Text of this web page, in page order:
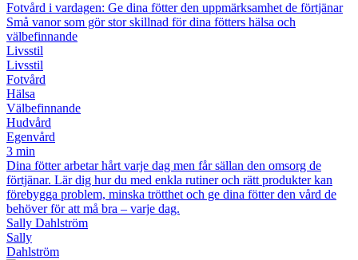
Fotvård i vardagen: Ge dina fötter den uppmärksamhet de förtjänar
Små vanor som gör stor skillnad för dina fötters hälsa och
välbefinnande
Livsstil
Livsstil
Fotvård
Hälsa
Välbefinnande
Hudvård
Egenvård
3 min
Dina fötter arbetar hårt varje dag men får sällan den omsorg de
förtjänar. Lär dig hur du med enkla rutiner och rätt produkter kan
förebygga problem, minska trötthet och ge dina fötter den vård de
behöver för att må bra – varje dag.
Sally Dahlström
Sally
Dahlström